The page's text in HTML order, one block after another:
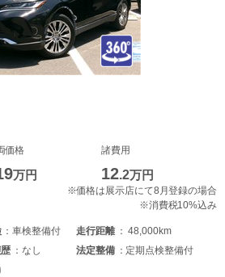
価格
万円
諸費用
12.2万円
※価格は展示店にて8月登録の場合
※消費税10%込み
車検整備付 走行距離
48,000km
なし 法定整備
定期点検整備付